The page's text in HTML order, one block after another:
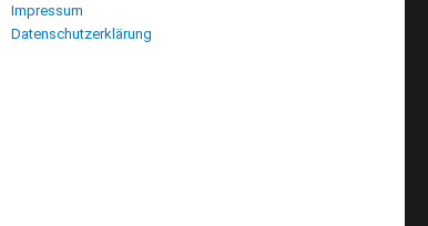
Impressum
Datenschutzerklärung